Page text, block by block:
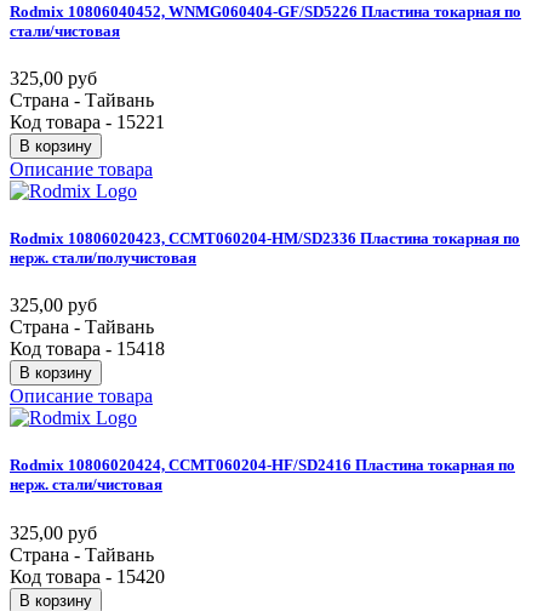
Rodmix 10806040452, WNMG060404-GF/SD5226 Пластина токарная по
стали/чистовая
325,00 руб
Страна - Тайвань
Код товара - 15221
В корзину
Описание товара
Rodmix 10806020423, CCMT060204-HM/SD2336 Пластина токарная по
нерж. стали/получистовая
325,00 руб
Страна - Тайвань
Код товара - 15418
В корзину
Описание товара
Rodmix 10806020424, CCMT060204-HF/SD2416 Пластина токарная по
нерж. стали/чистовая
325,00 руб
Страна - Тайвань
Код товара - 15420
В корзину